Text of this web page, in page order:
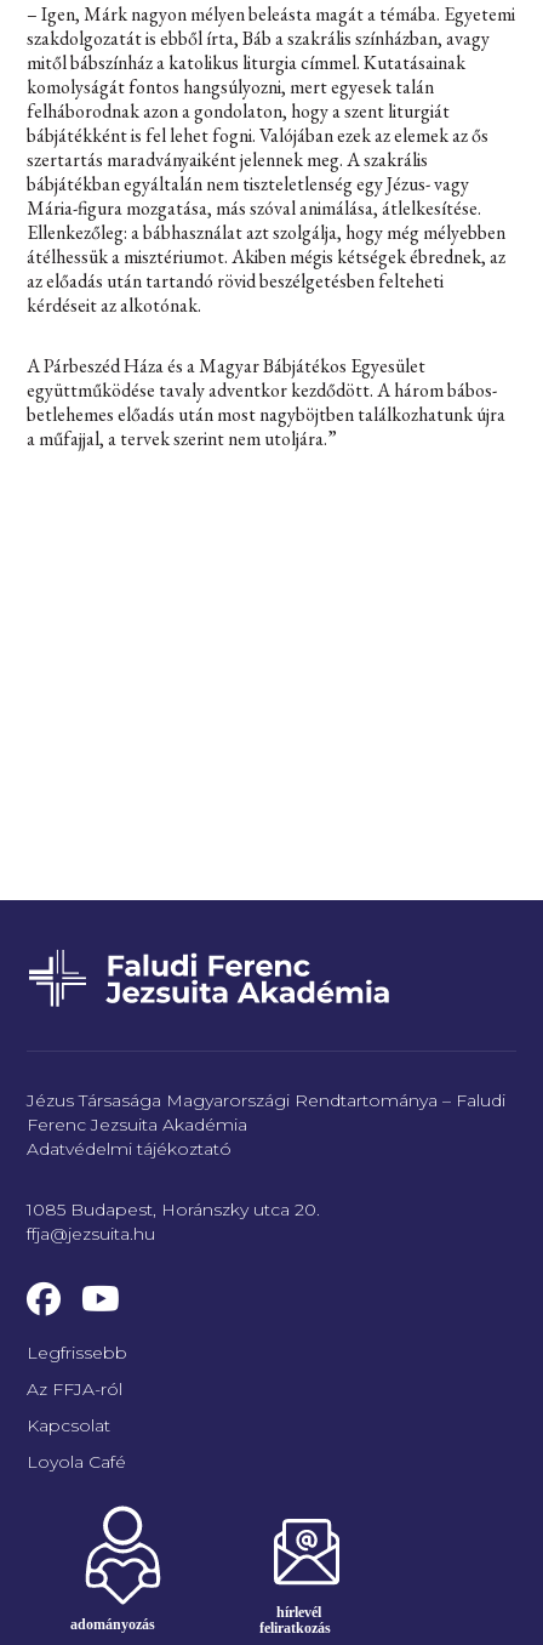
– Igen, Márk nagyon mélyen beleásta magát a témába. Egyetemi
szakdolgozatát is ebből írta,Báb a szakrális színházban, avagy
mitől bábszínház a katolikus liturgiacímmel. Kutatásainak
komolyságát fontos hangsúlyozni, mert egyesek talán
felháborodnak azon a gondolaton, hogy a szent liturgiát
bábjátékként is fel lehet fogni. Valójában ezek az elemek az ős
szertartás maradványaiként jelennek meg. A szakrális
bábjátékban egyáltalán nem tiszteletlenség egy Jézus- vagy
Mária-figura mozgatása, más szóval animálása, átlelkesítése.
Ellenkezőleg: a bábhasználat azt szolgálja, hogy még mélyebben
átélhessük a misztériumot. Akiben mégis kétségek ébrednek, az
az előadás után tartandó rövid beszélgetésben felteheti
kérdéseit az alkotónak.
A Párbeszéd Háza és a Magyar Bábjátékos Egyesület
együttműködése tavaly adventkor kezdődött. A három bábos-
betlehemes előadás után most nagyböjtben találkozhatunk újra
a műfajjal, a tervek szerint nem utoljára.”
Jézus Társasága Magyarországi Rendtartománya – Faludi
Ferenc Jezsuita Akadémia
Adatvédelmi tájékoztató
1085 Budapest, Horánszky utca 20.
ffja@jezsuita.hu
Legfrissebb
Az FFJA-ról
Kapcsolat
Loyola Café